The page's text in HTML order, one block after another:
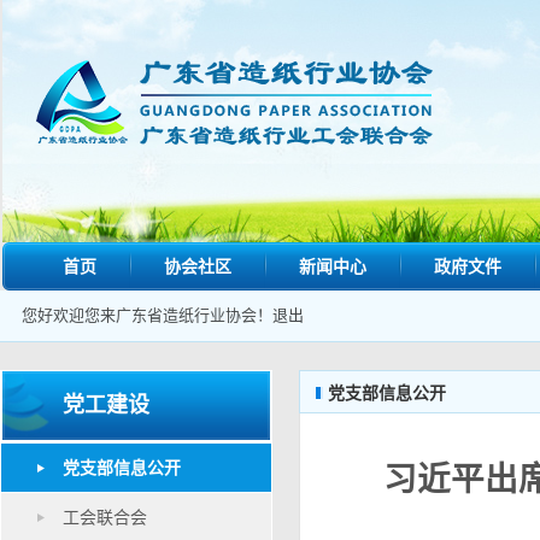
首页 协会社区 新闻中心 政府文件
您好欢迎您来广东省造纸行业协会！ 退出
党工建设
党支部信息公开
工会联合会
党支部信息公开
习近平出